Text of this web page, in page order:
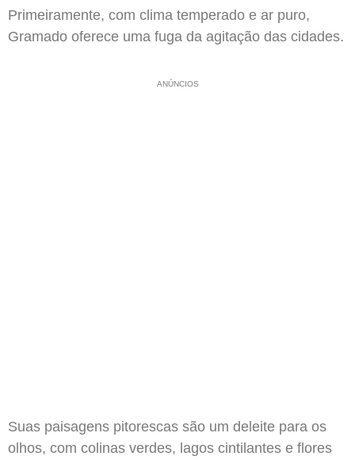
Primeiramente, com clima temperado e ar puro,
Gramado oferece uma fuga da agitação das cidades.
ANÚNCIOS
Suas paisagens pitorescas são um deleite para os
olhos, com colinas verdes, lagos cintilantes e flores